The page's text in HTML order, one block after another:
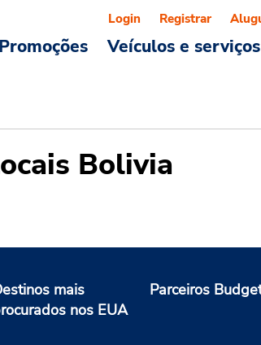
Promoções Veículos e serviços
Login Registrar
Bolivia
mais
nos EUA
Parceiros